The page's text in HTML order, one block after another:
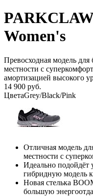
Women's
Превосходная модель для
местности с
амортизацией высокого
14 900 руб.
ЦветаGrey/Black/Pink
Отличная модель
местности с
Идеально
гибридную модель
Новая стелька
большую